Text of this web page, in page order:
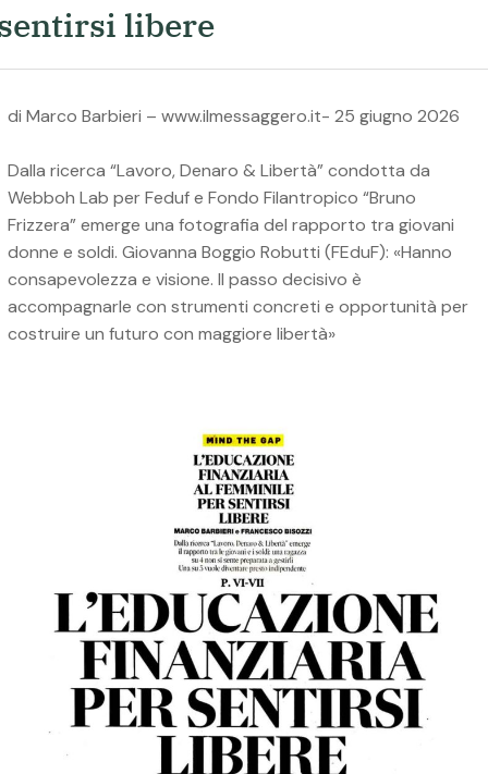
libere
di Marco Barbieri – www.ilmessaggero.it- 25 giugno 2026
Dalla ricerca “Lavoro, Denaro & Libertà” condotta da
Webboh Lab per Feduf e Fondo Filantropico “Bruno
Frizzera” emerge una fotografia del rapporto tra giovani
donne e soldi. Giovanna Boggio Robutti (FEduF): «Hanno
consapevolezza e visione. Il passo decisivo è
accompagnarle con strumenti concreti e opportunità per
costruire un futuro con maggiore libertà»